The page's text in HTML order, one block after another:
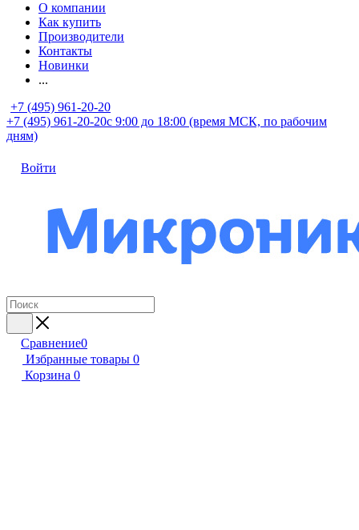
О компании
Как купить
Производители
Контакты
Новинки
...
+7 (495) 961-20-20
+7 (495) 961-20-20с 9:00 до 18:00 (время МСК, по рабочим
дням)
Войти
Сравнение0
Избранные товары 0
Корзина 0